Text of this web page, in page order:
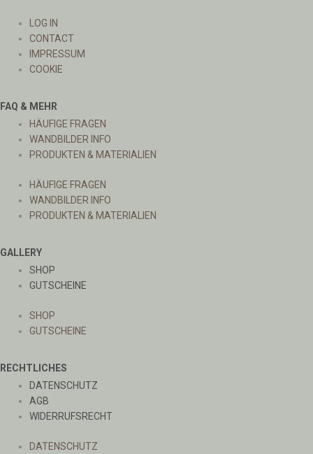
LOG IN
CONTACT
IMPRESSUM
COOKIE
FAQ & MEHR
HÄUFIGE FRAGEN
WANDBILDER INFO
PRODUKTEN & MATERIALIEN
HÄUFIGE FRAGEN
WANDBILDER INFO
PRODUKTEN & MATERIALIEN
GALLERY
SHOP
GUTSCHEINE
SHOP
GUTSCHEINE
RECHTLICHES
DATENSCHUTZ
AGB
WIDERRUFSRECHT
DATENSCHUTZ